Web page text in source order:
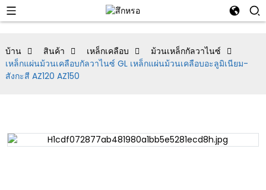
บ้าน สินค้า เหล็กเคลือบ
ม้วนเหล็กกัลวาไนซ์
เหล็กแผ่นม้วนเคลือบกัลวาไนซ์ GL เหล็กแผ่นม้วนเคลือบอะลูมิเนียม-
สังกะสี AZ120 AZ150